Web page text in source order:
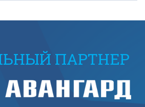
ПАРТНЕР